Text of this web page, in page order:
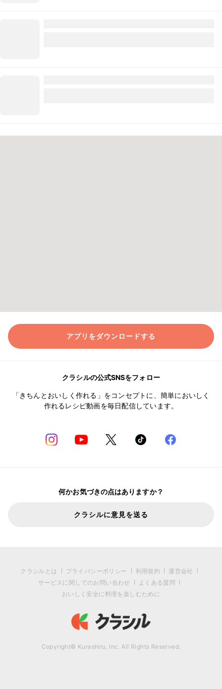
アプリをダウンロードする
クラシルの公式SNSをフォロー
「きちんとおいしく作れる」をコンセプトに、簡単においしく
作れるレシピ動画を毎日配信しています。
何かお気づきの点はありますか？
クラシルに意見を送る
クラシルとは プライバシーポリシー 利用規約
運営会社
サービスに関してのお問い合わせ
よくある質問
おいしく安全に料理を楽しむために
Copyright© Kurashiru, Inc. All Rights Reserved.